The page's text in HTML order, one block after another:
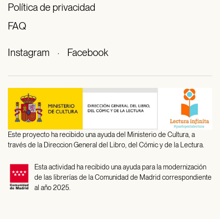
Política de privacidad
FAQ
Instagram · Facebook
Este proyecto ha recibido una ayuda del Ministerio de Cultura, a
través de la Direccion General del Libro, del Cómic y de la Lectura.
Esta actividad ha recibido una ayuda para la modernización
de las librerías de la Comunidad de Madrid correspondiente
al año 2025.